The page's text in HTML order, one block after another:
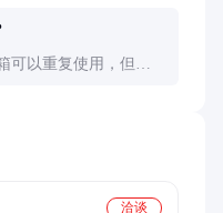
可以重复使用，但再
洽谈